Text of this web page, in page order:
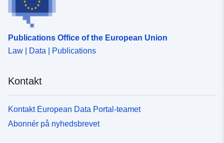
Publications Office of the European Union
Law | Data | Publications
Kontakt
Kontakt European Data Portal-teamet
Abonnér på nyhedsbrevet